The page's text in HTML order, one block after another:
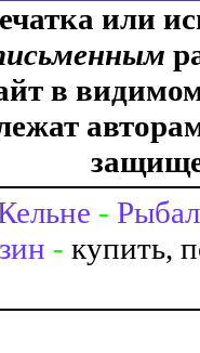
или
в
-
- купить,